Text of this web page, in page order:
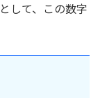
して、この数字